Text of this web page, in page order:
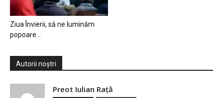
Ziua Învierii, să ne luminăm
popoare…
Autorii noștri
Preot Iulian Raţă